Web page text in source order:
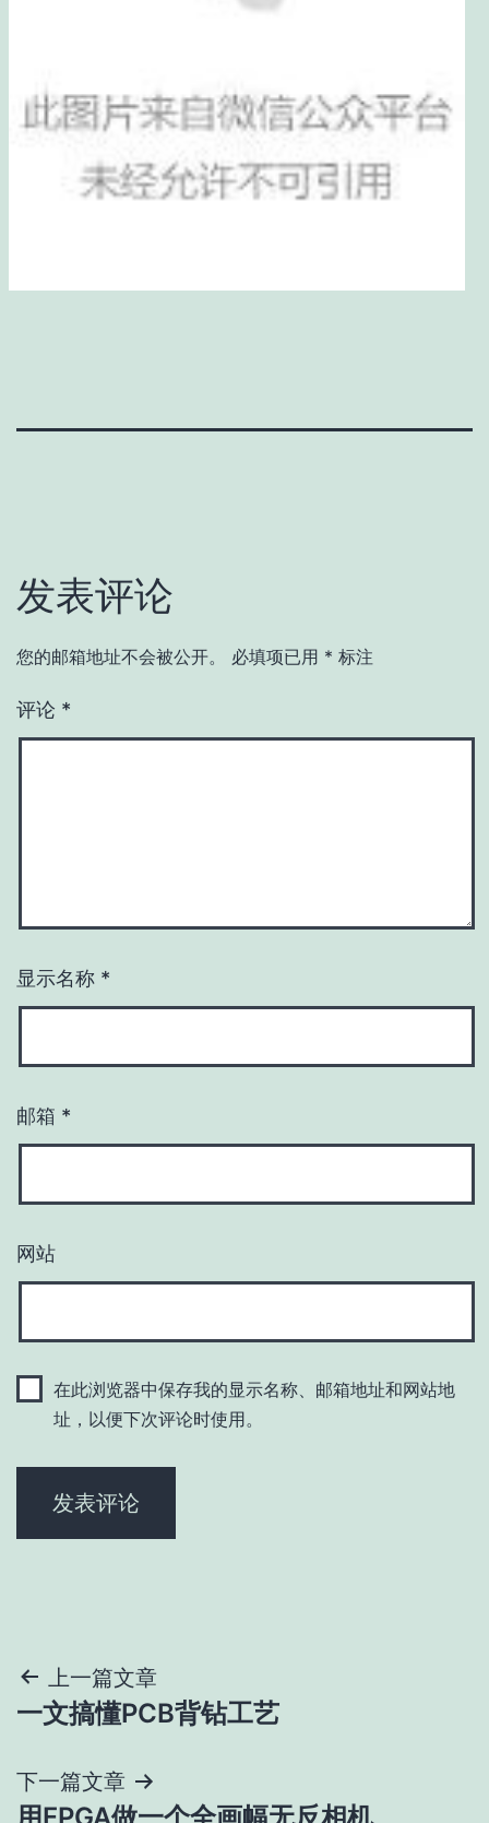
发表评论
您的邮箱地址不会被公开。 必填项已用 * 标注
评论 *
显示名称 *
邮箱 *
网站
在此浏览器中保存我的显示名称、邮箱地址和网站地
址，以便下次评论时使用。
文
章
导
上一篇文章
一文搞懂PCB背钻工艺
下一篇文章